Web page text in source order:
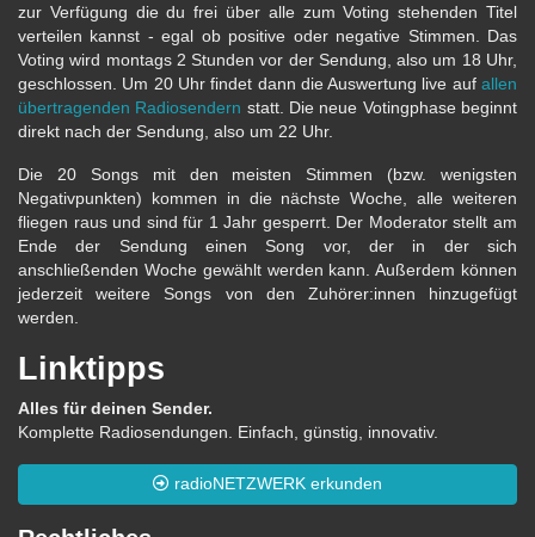
zur Verfügung die du frei über alle zum Voting stehenden Titel
verteilen kannst - egal ob positive oder negative Stimmen. Das
Voting wird montags 2 Stunden vor der Sendung, also um 18 Uhr,
geschlossen. Um 20 Uhr findet dann die Auswertung live auf allen
übertragenden Radiosendern statt. Die neue Votingphase beginnt
direkt nach der Sendung, also um 22 Uhr.
Die 20 Songs mit den meisten Stimmen (bzw. wenigsten
Negativpunkten) kommen in die nächste Woche, alle weiteren
fliegen raus und sind für 1 Jahr gesperrt. Der Moderator stellt am
Ende der Sendung einen Song vor, der in der sich
anschließenden Woche gewählt werden kann. Außerdem können
jederzeit weitere Songs von den Zuhörer:innen hinzugefügt
werden.
Linktipps
Alles für deinen Sender.
Komplette Radiosendungen. Einfach, günstig, innovativ.
radioNETZWERK erkunden